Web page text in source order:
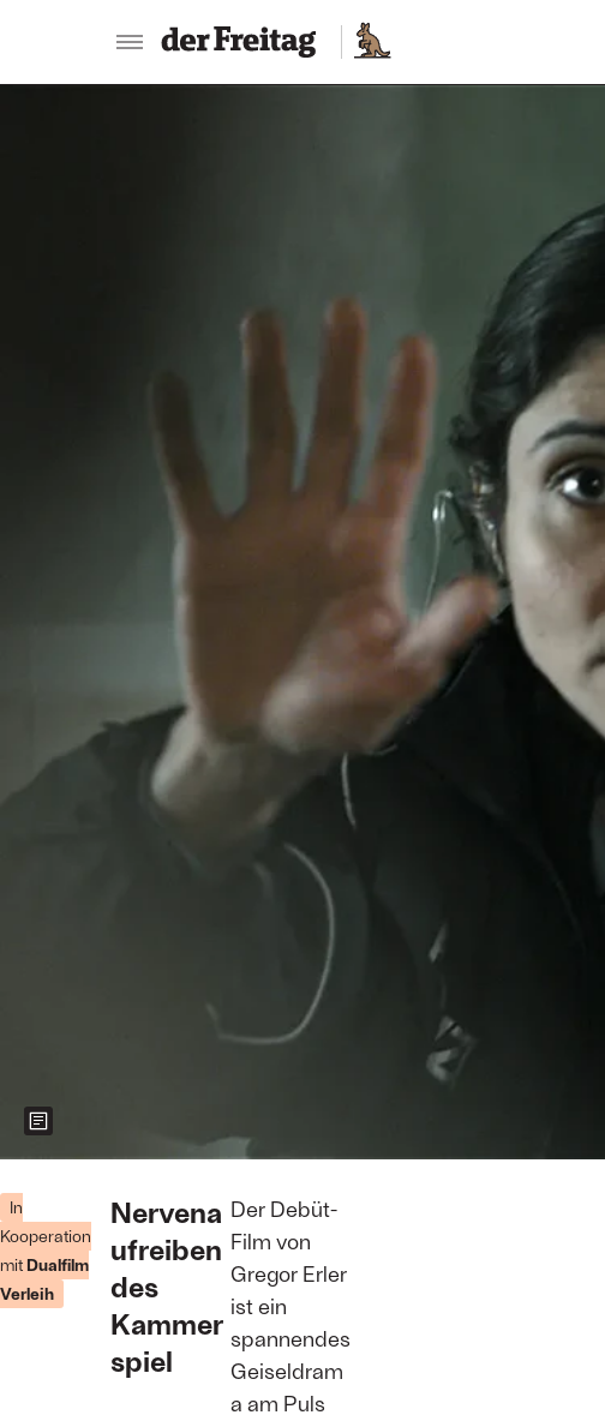
In
Kooperation
mit Dualfilm
Verleih
Nervena
ufreiben
des
Kammer
spiel
Der Debüt-
Film von
Gregor Erler
ist ein
spannendes
Geiseldram
a am Puls
Zeigt weitere Informationen zum Bild
Polizistin
Shirin (Pegah
Ferydoni).
Foto: Dualfilm
Verleih